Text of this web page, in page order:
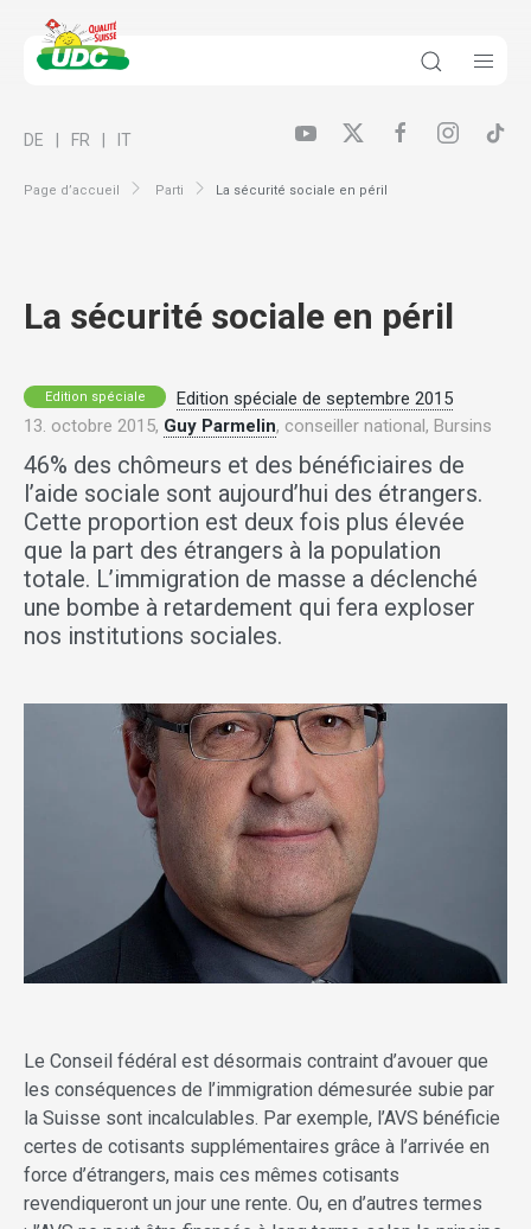
Page d’accueil Parti La sécurité sociale en péril
DE FR IT
La sécurité sociale en péril
Edition spéciale
Edition spéciale de septembre 2015
13. octobre 2015, Guy Parmelin, conseiller national, Bursins
46% des chômeurs et des bénéficiaires de
l’aide sociale sont aujourd’hui des étrangers.
Cette proportion est deux fois plus élevée
que la part des étrangers à la population
totale. L’immigration de masse a déclenché
une bombe à retardement qui fera exploser
nos institutions sociales.
Le Conseil fédéral est désormais contraint d’avouer que
les conséquences de l’immigration démesurée subie par
la Suisse sont incalculables. Par exemple, l’AVS bénéficie
certes de cotisants supplémentaires grâce à l’arrivée en
force d’étrangers, mais ces mêmes cotisants
revendiqueront un jour une rente. Ou, en d’autres termes